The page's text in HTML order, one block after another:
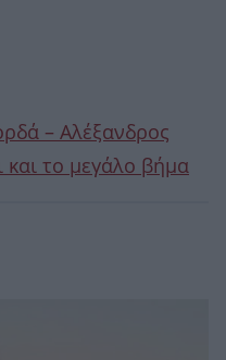
– Αλέξανδρος
και το μεγάλο βήμα